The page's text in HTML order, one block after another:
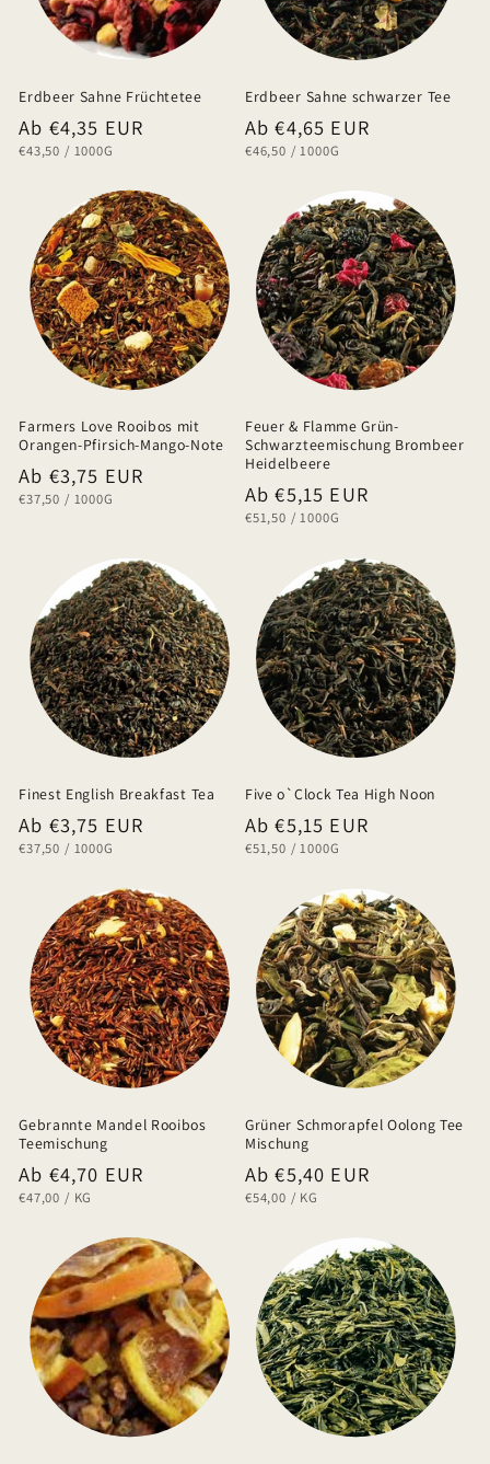
Erdbeer Sahne Früchtetee
Normaler
Preis
Ab €4,35 EUR
GRUNDPREIS
€43,50 / PRO
1000G
Erdbeer Sahne schwarzer Tee
Normaler
Preis
Ab €4,65 EUR
GRUNDPREIS
€46,50 / PRO
1000G
Farmers Love Rooibos mit
Orangen-Pfirsich-Mango-Note
Normaler
Preis
Ab €3,75 EUR
GRUNDPREIS
€37,50 / PRO
1000G
Feuer & Flamme Grün-
Schwarzteemischung Brombeer
Heidelbeere
Normaler
Preis
Ab €5,15 EUR
GRUNDPREIS
€51,50 / PRO
1000G
Finest English Breakfast Tea
Normaler
Preis
Ab €3,75 EUR
GRUNDPREIS
€37,50 / PRO
1000G
Five o`Clock Tea High Noon
Normaler
Preis
Ab €5,15 EUR
GRUNDPREIS
€51,50 / PRO
1000G
Gebrannte Mandel Rooibos
Teemischung
Normaler
Preis
Ab €4,70 EUR
GRUNDPREIS
€47,00 / PRO
KG
Grüner Schmorapfel Oolong Tee
Mischung
Normaler
Preis
Ab €5,40 EUR
GRUNDPREIS
€54,00 / PRO
KG